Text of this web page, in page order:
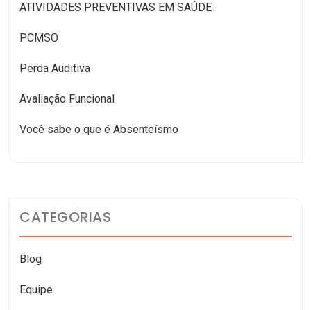
ATIVIDADES PREVENTIVAS EM SAÚDE
PCMSO
Perda Auditiva
Avaliação Funcional
Você sabe o que é Absenteísmo
CATEGORIAS
Blog
Equipe